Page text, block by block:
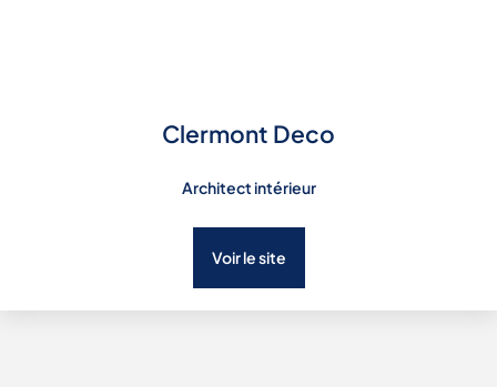
Clermont Deco
Architect intérieur
Voir le site